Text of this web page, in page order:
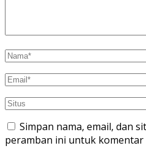
Simpan nama, email, dan
peramban ini untuk komentar